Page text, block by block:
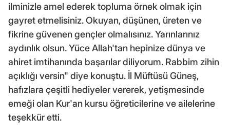
ilminizle amel ederek topluma örnek olmak için
gayret etmelisiniz. Okuyan, düşünen, üreten ve
fikrine güvenen gençler olmalısınız. Yarınlarınız
aydınlık olsun. Yüce Allah'tan hepinize dünya ve
ahiret imtihanında başarılar diliyorum. Rabbim zihin
açıklığı versin" diye konuştu. İl Müftüsü Güneş,
hafızlara çeşitli hediyeler vererek, yetişmesinde
emeği olan Kur'an kursu öğreticilerine ve ailelerine
teşekkür etti.